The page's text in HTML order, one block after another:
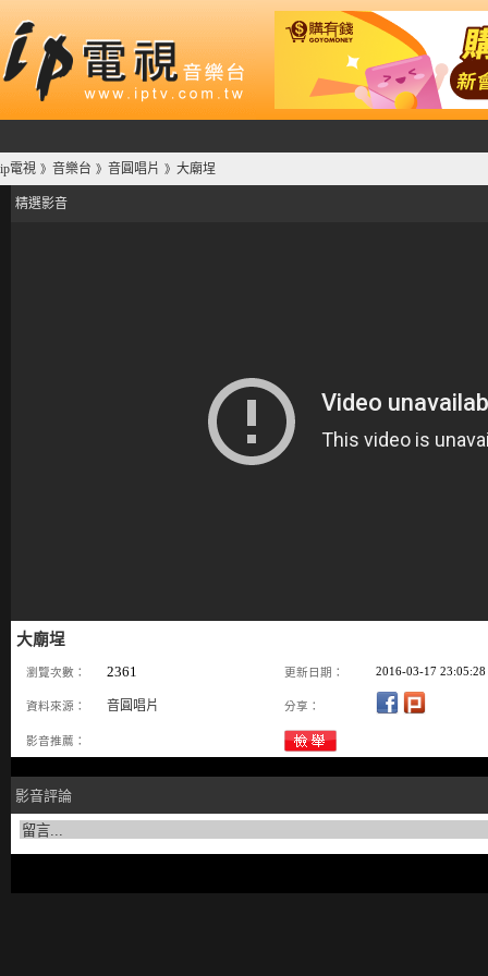
ip電視 》 音樂台 》 音圓唱片 》 大廟埕
精選影音
大廟埕
瀏覽次數： 2361 更新日期： 2016-03-17 23:05:28
資料來源： 音圓唱片 分享：
影音推薦：
影音評論